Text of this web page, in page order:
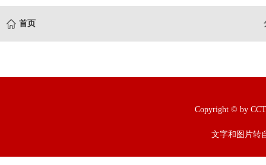
首页
Copyright © by
文字和图片转